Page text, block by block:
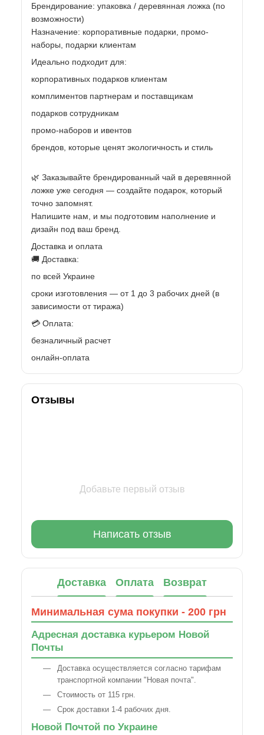
Брендирование: упаковка / деревянная ложка (по
возможности)
Назначение: корпоративные подарки, промо-
наборы, подарки клиентам
Идеально подходит для:
корпоративных подарков клиентам
комплиментов партнерам и поставщикам
подарков сотрудникам
промо-наборов и ивентов
брендов, которые ценят экологичность и стиль
🌿 Заказывайте брендированный чай в деревянной
ложке уже сегодня — создайте подарок, который
точно запомнят.
Напишите нам, и мы подготовим наполнение и
дизайн под ваш бренд.
Доставка и оплата
🚚 Доставка:
по всей Украине
сроки изготовления — от 1 до 3 рабочих дней (в
зависимости от тиража)
💳 Оплата:
безналичный расчет
онлайн-оплата
Отзывы
Добавьте первый отзыв
Написать отзыв
Доставка Оплата Возврат
Минимальная сума покупки - 200 грн
Адресная доставка курьером Новой
Почты
Доставка осуществляется согласно тарифам
транспортной компании "Новая почта".
Стоимость от 115 грн.
Срок доставки 1-4 рабочих дня.
Новой Почтой по Украине